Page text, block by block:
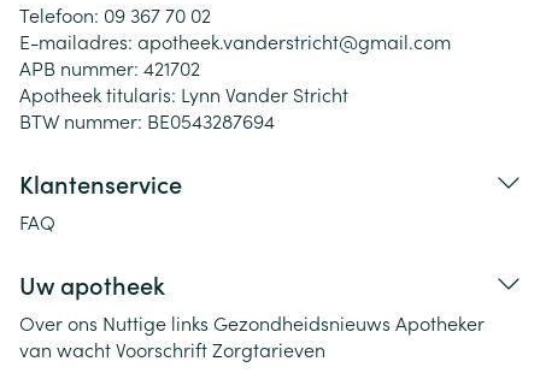
Telefoon: 09 367 70 02
E-mailadres: apotheek.vanderstricht@gmail.com
APB nummer: 421702
Apotheek titularis: Lynn Vander Stricht
BTW nummer: BE0543287694
Klantenservice
FAQ
Uw apotheek
Over ons Nuttige links Gezondheidsnieuws Apotheker
van wachtVoorschriftZorgtarieven